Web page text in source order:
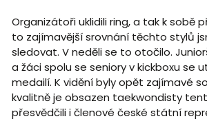
Organizátoři uklidili ring, a tak k sobě
to zajímavější srovnání těchto stylů
sledovat. V neděli se to otočilo.
a žáci spolu se seniory v kickboxu se
medailí. K vidění byly opět zajímavé
kvalitně je obsazen taekwondisty
přesvědčili i členové české státní